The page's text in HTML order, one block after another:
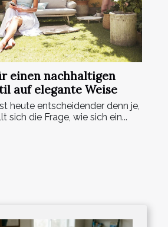
einen nachhaltigen
auf elegante Weise
heute entscheidender denn je,
sich die Frage, wie sich ein...